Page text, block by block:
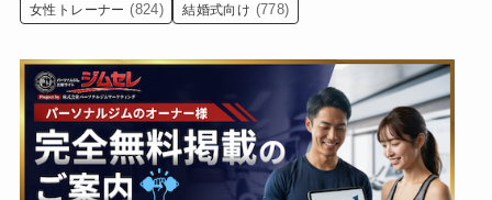
女性トレーナー (824) 結婚式向け (778)